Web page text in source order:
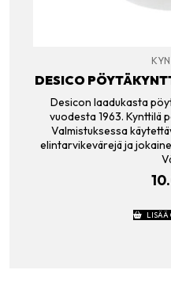
DESICO
Desicon laadukasta
vuodesta 1963. Kynttilä
Valmistuksessa
elintarvikevärejä ja
LISÄÄ